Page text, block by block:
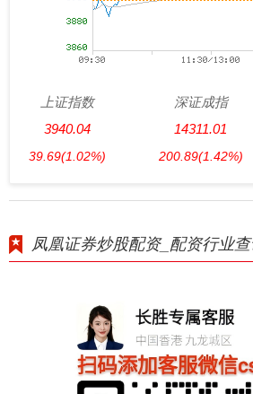
上证指数
3940.04
39.69(1.02%)
深证成指
14311.01
200.89(1.42%)
凤凰证券炒股配资_配资行业